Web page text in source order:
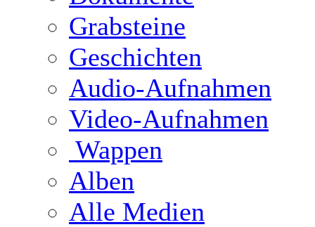
Grabsteine
Geschichten
Audio-Aufnahmen
Video-Aufnahmen
Wappen
Alben
Alle Medien